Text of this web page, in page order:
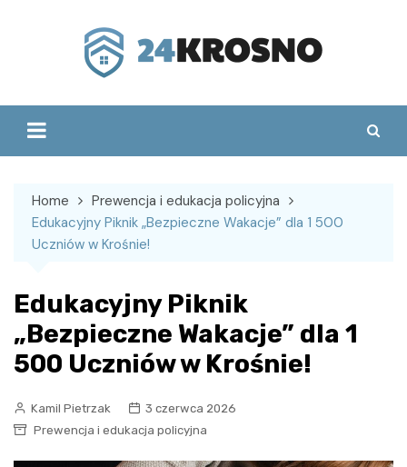
Home
Prewencja i edukacja policyjna
Edukacyjny Piknik „Bezpieczne Wakacje” dla 1 500
Uczniów w Krośnie!
Edukacyjny Piknik
„Bezpieczne Wakacje” dla 1
500 Uczniów w Krośnie!
Kamil Pietrzak
3 czerwca 2026
Prewencja i edukacja policyjna